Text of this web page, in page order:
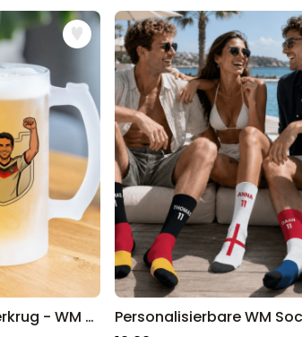
Personalisierter Bierkrug - WM Design mit Comic-Illustration